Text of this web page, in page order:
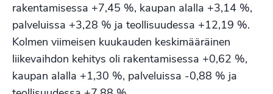
rakentamisessa +7,45 %, kaupan alalla +3,14 %,
palveluissa +3,28 % ja teollisuudessa +12,19 %.
Kolmen viimeisen kuukauden keskimääräinen
liikevaihdon kehitys oli rakentamisessa +0,62 %,
kaupan alalla +1,30 %, palveluissa -0,88 % ja